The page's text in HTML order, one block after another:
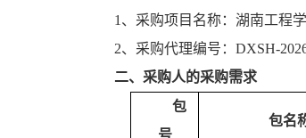
1、采购项目名称： 湖南工程
2、采购代理编号： DXSH-
二、采购人的采购需求
包
号
包名